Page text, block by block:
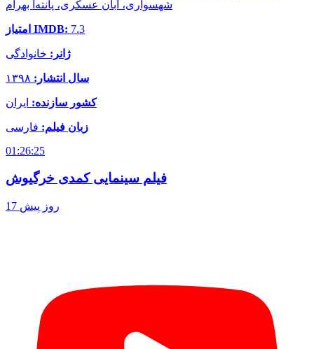
شهسواری، آبان عسکری، پانته‌آ بهرام
امتیاز IMDB: 7.3
ژانر: خانوادگی
سال انتشار:
کشور سازنده: ایران
زبان فیلم: فارسی
01:26:25
فیلم سینمایی کمدی خرگیوش
17 روز پیش